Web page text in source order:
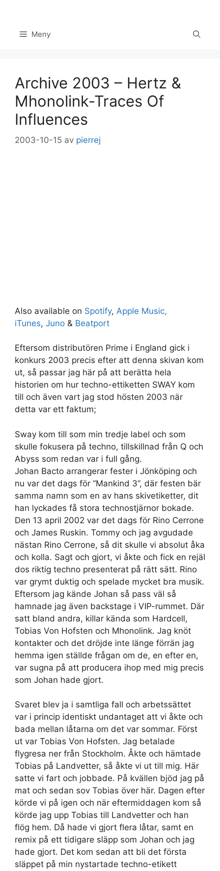
innehåll Meny
Archive 2003 – Hertz &
Mhonolink-Traces Of
Influences
2003-10-15 av pierrej
Also available on Spotify, Apple Music,
iTunes, Juno & Beatport
Eftersom distributören Prime i England gick i
konkurs 2003 precis efter att denna skivan kom
ut, så passar jag här på att berätta hela
historien om hur techno-ettiketten SWAY kom
till och även vart jag stod hösten 2003 när
detta var ett faktum;
Sway kom till som min tredje label och som
skulle fokusera på techno, tillskillnad från Q och
Abyss som redan var i full gång.
Johan Bacto arrangerar fester i Jönköping och
nu var det dags för ”Mankind 3”, där festen bär
samma namn som en av hans skivetiketter, dit
han lyckades få stora technostjärnor bokade.
Den 13 april 2002 var det dags för Rino Cerrone
och James Ruskin. Tommy och jag avgudade
nästan Rino Cerrone, så dit skulle vi absolut åka
och kolla. Sagt och gjort, vi åkte och fick en rejäl
dos riktig techno presenterat på rätt sätt. Rino
var grymt duktig och spelade mycket bra musik.
Eftersom jag kände Johan så pass väl så
hamnade jag även backstage i VIP-rummet. Där
satt bland andra, killar kända som Hardcell,
Tobias Von Hofsten och Mhonolink. Jag knöt
kontakter och det dröjde inte länge förrän jag
hemma igen ställde frågan om de, en efter en,
var sugna på att producera ihop med mig precis
som Johan hade gjort.
Svaret blev ja i samtliga fall och arbetssättet
var i princip identiskt undantaget att vi åkte och
bada mellan låtarna om det var sommar. Först
ut var Tobias Von Hofsten. Jag betalade
flygresa ner från Stockholm. Åkte och hämtade
Tobias på Landvetter, så åkte vi ut till mig. Här
satte vi fart och jobbade. På kvällen bjöd jag på
mat och sedan sov Tobias över här. Dagen efter
körde vi på igen och när eftermiddagen kom så
körde jag upp Tobias till Landvetter och han
flög hem. Då hade vi gjort flera låtar, samt en
remix på ett tidigare släpp som Johan och jag
hade gjort. Det kom sedan att bli det första
släppet på min nystartade techno-etikett